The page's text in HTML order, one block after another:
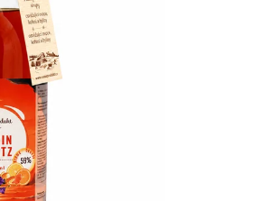
SHEFOOT VYŽIVUJÍCÍ A HYDRATAČNÍ
PONOŽKY S BAM. MÁSLEM 1 PÁR
211 Kč